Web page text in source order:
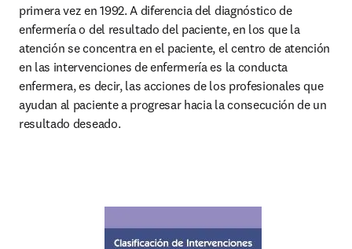
primera vez en 1992. A diferencia del diagnóstico de
enfermería o del resultado del paciente, en los que la
atención se concentra en el paciente, el centro de atención
en las intervenciones de enfermería es la conducta
enfermera, es decir, las acciones de los profesionales que
ayudan al paciente a progresar hacia la consecución de un
resultado deseado.